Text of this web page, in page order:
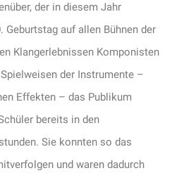
der in diesem Jahr
Geburtstag auf allen Bühnen der
Klangerlebnissen Komponisten
der Instrumente –
Effekten – das Publikum
bereits in den
Sie konnten so das
und waren dadurch